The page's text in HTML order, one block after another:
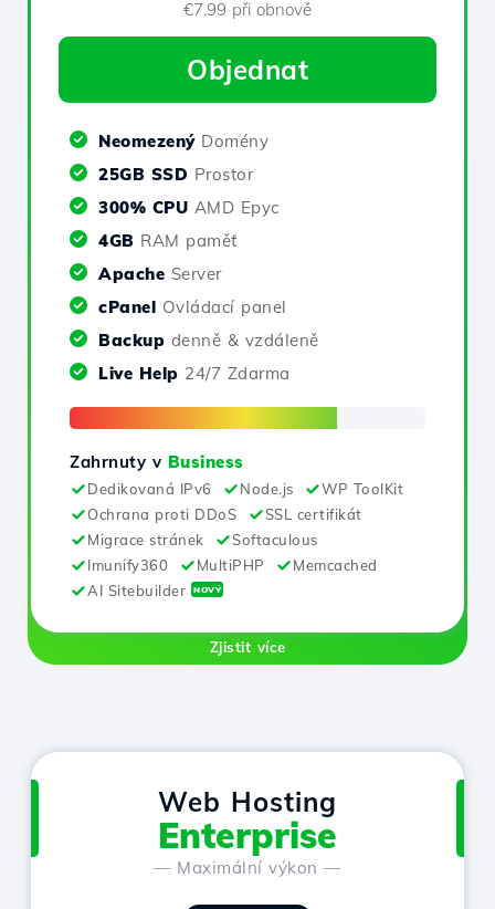
€7.99 při obnově
Objednat
NeomezenýDomény
25GB SSD Prostor
300% CPU AMD Epyc
4GB RAM paměť
Apache Server
cPanel Ovládací panel
Backup denně & vzdáleně
Live Help 24/7 Zdarma
Zahrnuty v Business
Dedikovaná IPv6 Node.js
WP ToolKit
Ochrana proti DDoS
SSL certifikát
Migrace stránek
Softaculous
Imunify360
MultiPHP
Memcached
AI Sitebuilder
NOVÝ
Zjistit více
Web Hosting
Enterprise
— Maximální výkon —